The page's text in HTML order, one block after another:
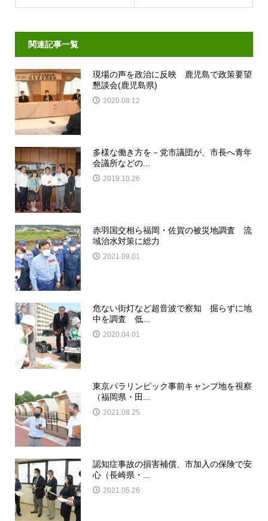
関連記事一覧
現場の声を政治に反映 鹿児島で政策要望
懇談会(鹿児島県)
2020.08.12
多様な働き方を－党市議団が、市長へ青年
会議所などの...
2019.10.26
赤羽国交相ら福岡・佐賀の被災地調査 流
域治水対策に総力
2021.09.01
危ない街灯など超音波で察知 掘らずに地
中を調査 低...
2020.04.01
東京パラリンピック事前キャンプ地を視察
（福岡県・田...
2021.08.25
認知症事故の損害補償、市加入の保険で安
心（長崎県・...
2021.05.26